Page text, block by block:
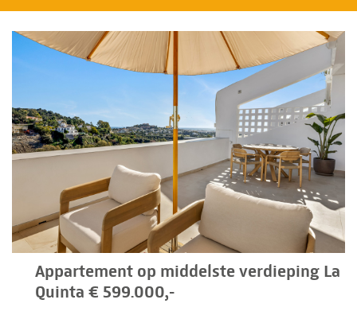
Appartement op middelste verdieping La
Quinta € 599.000,-